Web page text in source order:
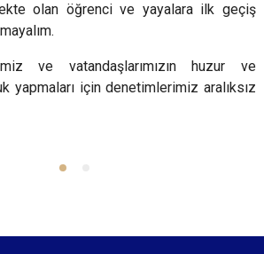
olan öğrenci ve yayalara ilk geçiş
ve vatandaşlarımızın huzur ve
yapmaları için denetimlerimiz aralıksız